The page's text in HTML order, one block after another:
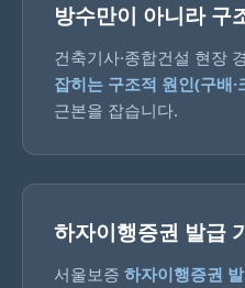
방수만이 아니라 구
건축기사·종합건설 현장
잡히는 구조적 원인(구배·
근본을 잡습니다.
하자이행증권 발급
서울보증 하자이행증권